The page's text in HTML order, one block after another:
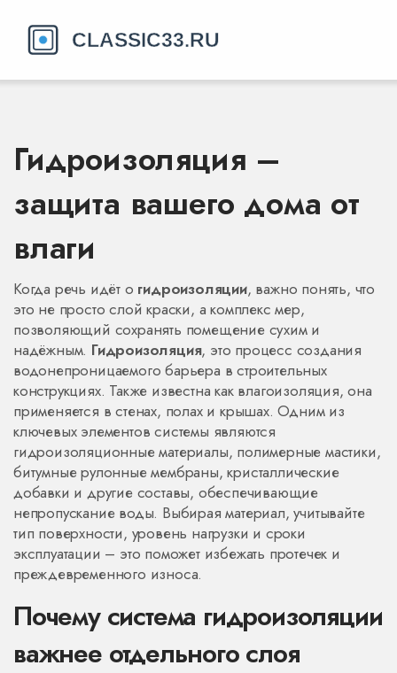
Гидроизоляция –
защита вашего дома от
влаги
Когда речь идёт о гидроизоляции, важно понять, что
это не просто слой краски, а комплекс мер,
позволяющий сохранять помещение сухим и
надёжным. Гидроизоляция, это процесс создания
водонепроницаемого барьера в строительных
конструкциях. Также известна как влагоизоляция, она
применяется в стенах, полах и крышах. Одним из
ключевых элементов системы являются
гидроизоляционные материалы, полимерные мастики,
битумные рулонные мембраны, кристаллические
добавки и другие составы, обеспечивающие
непропускание воды. Выбирая материал, учитывайте
тип поверхности, уровень нагрузки и сроки
эксплуатации – это поможет избежать протечек и
преждевременного износа.
Почему система гидроизоляции
важнее отдельного слоя